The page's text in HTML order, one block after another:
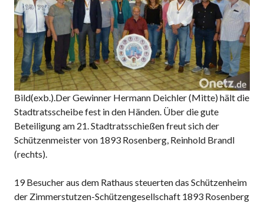
Bild(exb.).Der Gewinner Hermann Deichler (Mitte) hält die
Stadtratsscheibe fest in den Händen. Über die gute
Beteiligung am 21. Stadtratsschießen freut sich der
Schützenmeister von 1893 Rosenberg, Reinhold Brandl
(rechts).
19 Besucher aus dem Rathaus steuerten das Schützenheim
der Zimmerstutzen-Schützengesellschaft 1893 Rosenberg